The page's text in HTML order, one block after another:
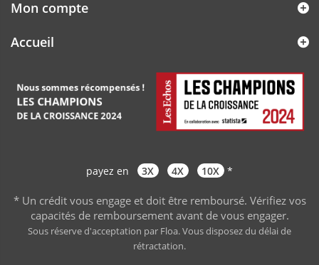
Mon compte
Accueil
payez en 3X 4X 10X *
* Un crédit vous engage et doit être remboursé. Vérifiez vos
capacités de remboursement avant de vous engager.
Sous réserve d'acceptation par Floa. Vous disposez du délai de
rétractation.